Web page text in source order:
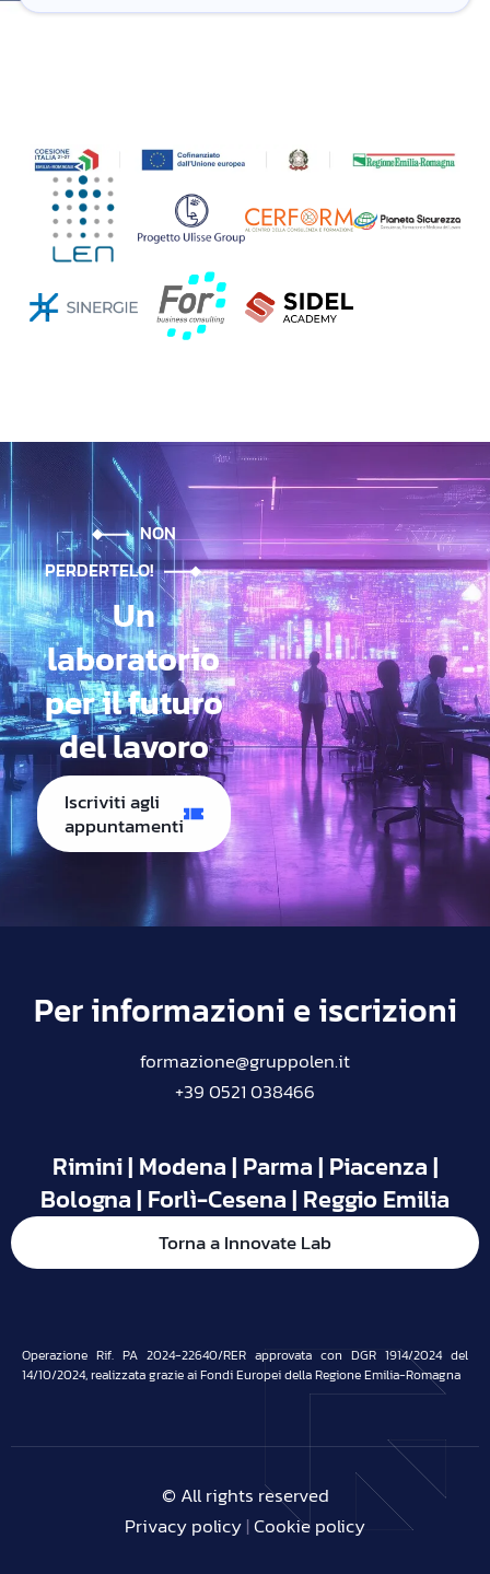
NON
PERDERTELO!
Un
laboratorio
per il futuro
del lavoro
Iscriviti agli
appuntamenti
Per informazioni e iscrizioni
formazione@gruppolen.it
+39 0521 038466
Rimini | Modena | Parma | Piacenza |
Bologna | Forlì-Cesena | Reggio Emilia
Torna a Innovate Lab
Operazione Rif. PA 2024-22640/RER approvata con DGR 1914/2024 del
14/10/2024, realizzata grazie ai Fondi Europei della Regione Emilia-Romagna
© All rights reserved
Privacy policy|Cookie policy